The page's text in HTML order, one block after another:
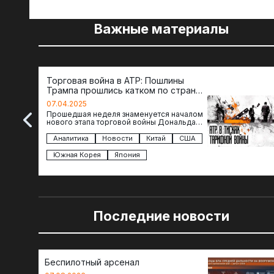
Важные материалы
Торговая война в АТР: Пошлины
Трампа прошлись катком по странам
региона
07.04.2025
Прошедшая неделя знаменуется началом
нового этапа торговой войны Дональда
импорта из более 100 стран…
Аналитика Новости Китай
США
Южная Корея
Япония
Последние новости
Беспилотный арсенал